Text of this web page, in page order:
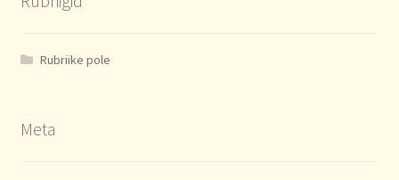
Rubriike pole
Meta